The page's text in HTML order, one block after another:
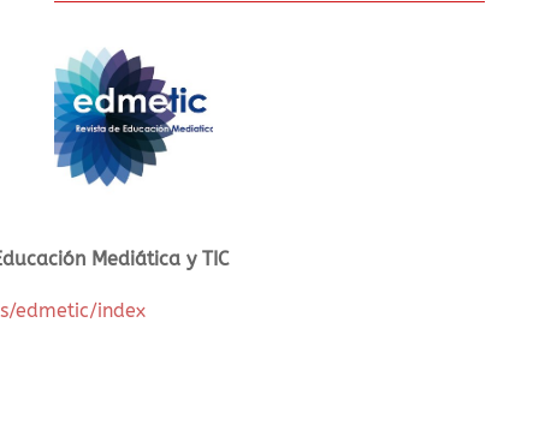
Mediática y TIC
edmetic/index